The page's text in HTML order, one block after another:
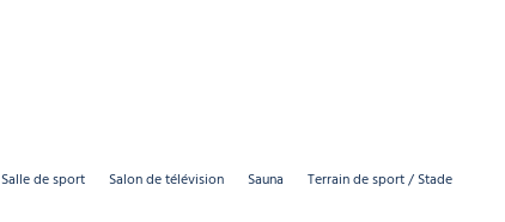
Salle de sport Salon de télévision Sauna Terrain de sport / Stade